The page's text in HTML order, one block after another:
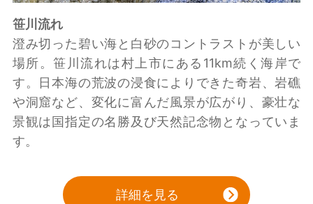
笹川流れ
澄み切った碧い海と白砂のコントラストが美しい
場所。笹川流れは村上市にある11km続く海岸で
す。日本海の荒波の浸食によりできた奇岩、岩礁
や洞窟など、変化に富んだ風景が広がり、豪壮な
景観は国指定の名勝及び天然記念物となっていま
す。
詳細を見る